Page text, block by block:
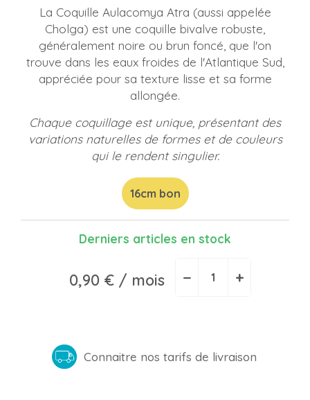
La Coquille Aulacomya Atra (aussi appelée
Cholga) est une coquille bivalve robuste,
généralement noire ou brun foncé, que l'on
trouve dans les eaux froides de l'Atlantique Sud,
appréciée pour sa texture lisse et sa forme
allongée.
Chaque coquillage est unique, présentant des
variations naturelles de formes et de couleurs
qui le rendent singulier.
16cm bon
Derniers articles en stock
0,90 € / mois − +
Connaitre nos tarifs de livraison